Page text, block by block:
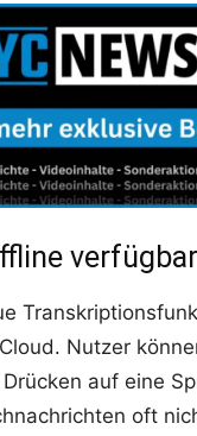
verfügbar
Nutzer
auf eine
oft